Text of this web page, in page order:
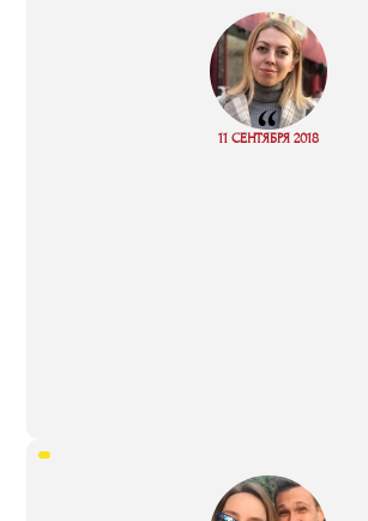
“
11 СЕНТЯБРЯ 2018
Read